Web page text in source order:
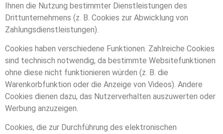
Ihnen die Nutzung bestimmter Dienstleistungen des
Drittunternehmens (z. B. Cookies zur Abwicklung von
Zahlungsdienstleistungen).
Cookies haben verschiedene Funktionen. Zahlreiche Cookies
sind technisch notwendig, da bestimmte Websitefunktionen
ohne diese nicht funktionieren würden (z. B. die
Warenkorbfunktion oder die Anzeige von Videos). Andere
Cookies dienen dazu, das Nutzerverhalten auszuwerten oder
Werbung anzuzeigen.
Cookies, die zur Durchführung des elektronischen